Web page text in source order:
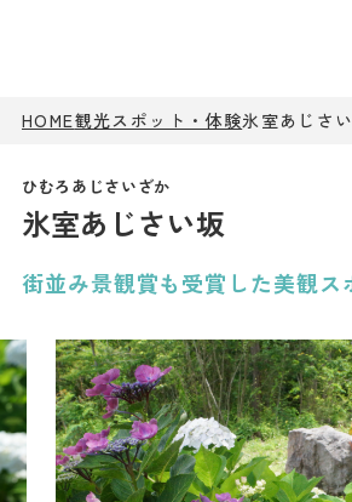
HOME観光スポット・体験氷室あじさ
氷室あじさい坂
街並み景観賞も受賞した美観ス
観
イ
宿
ア
ピックアップ
はじめての宇都宮